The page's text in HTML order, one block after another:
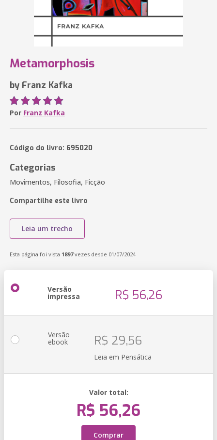
Metamorphosis
by Franz Kafka
Por Franz Kafka
Código do livro: 695020
Categorias
Movimentos, Filosofia, Ficção
Compartilhe este livro
Leia um trecho
Esta página foi vista 1897vezes desde 01/07/2024
Versão
impressa R$ 56,26
Versão
ebook R$ 29,56
Leia em Pensática
Valor total:
R$ 56,26
Comprar